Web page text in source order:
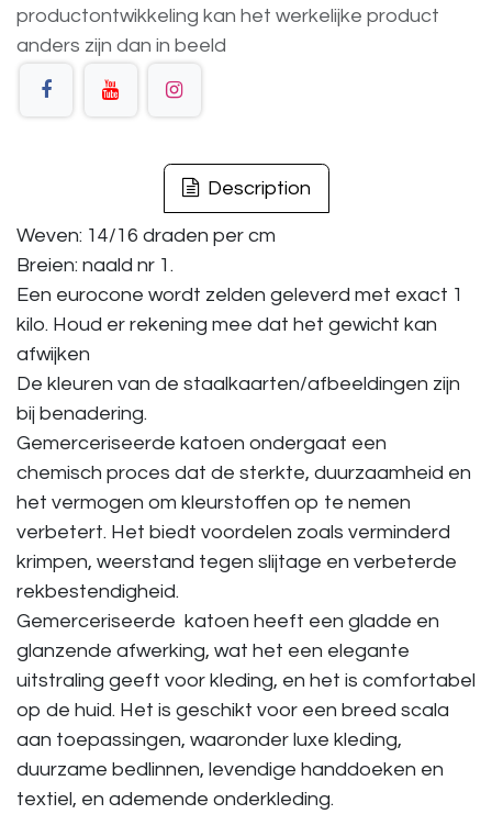
productontwikkeling kan het werkelijke product
anders zijn dan in beeld
Description
Weven: 14/16 draden per cm
Breien: naald nr 1.
Een eurocone wordt zelden geleverd met exact 1
kilo. Houd er rekening mee dat het gewicht kan
afwijken
De kleuren van de staalkaarten/afbeeldingen zijn
bij benadering.
Gemerceriseerde katoen ondergaat een
chemisch proces dat de sterkte, duurzaamheid en
het vermogen om kleurstoffen op te nemen
verbetert. Het biedt voordelen zoals verminderd
krimpen, weerstand tegen slijtage en verbeterde
rekbestendigheid.
Gemerceriseerde katoen heeft een gladde en
glanzende afwerking, wat het een elegante
uitstraling geeft voor kleding, en het is comfortabel
op de huid. Het is geschikt voor een breed scala
aan toepassingen, waaronder luxe kleding,
duurzame bedlinnen, levendige handdoeken en
textiel, en ademende onderkleding.